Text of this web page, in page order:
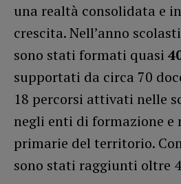
una realtà consolidata e
crescita. Nell’anno
sono stati formati quasi
supportati da circa 70
18 percorsi attivati nelle
negli enti di formazione e
primarie del territorio.
sono stati raggiunti oltre